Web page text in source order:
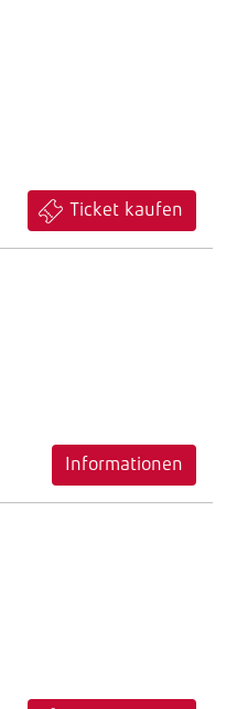
Ticket kaufen
Informationen